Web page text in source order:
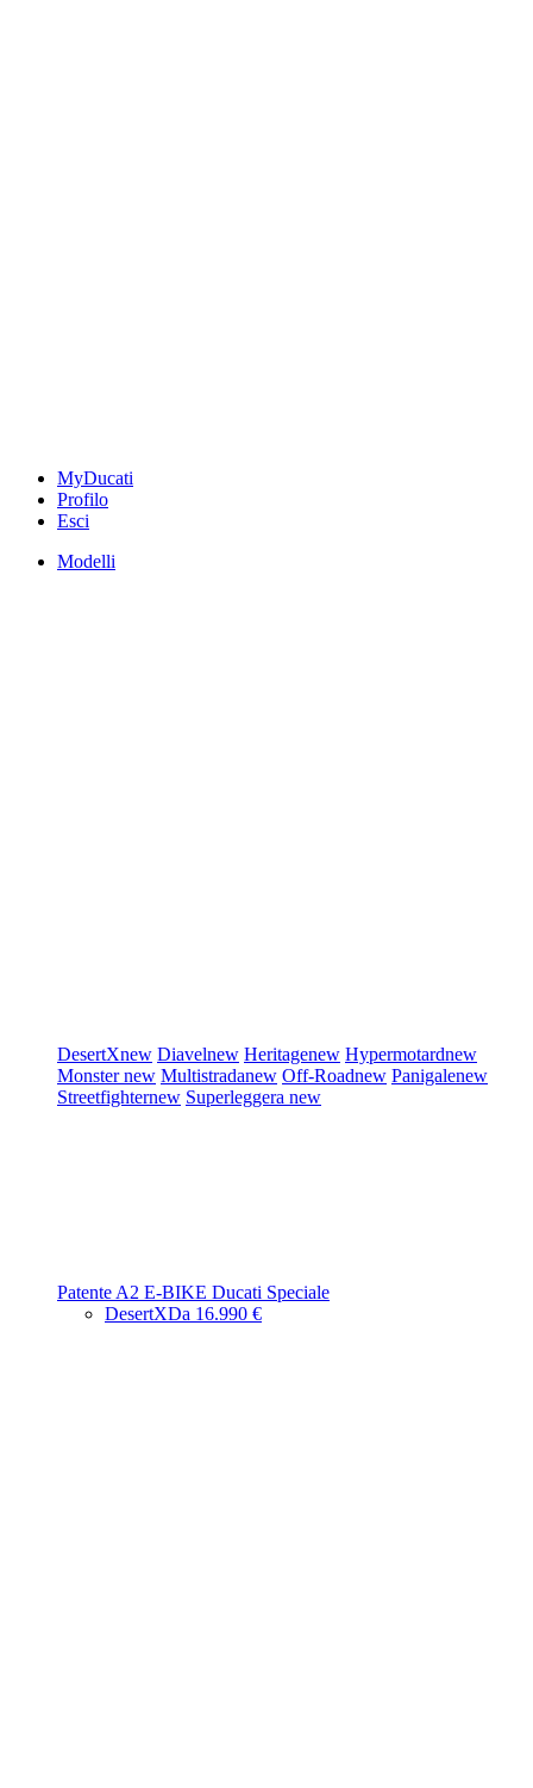
MyDucati
Profilo
Esci
Modelli
DesertXnew Diavelnew Heritagenew Hypermotardnew
Monsternew Multistradanew Off-Roadnew Panigalenew
Streetfighternew Superleggera new
Patente A2 E-BIKE Ducati Speciale
DesertXDa 16.990 €